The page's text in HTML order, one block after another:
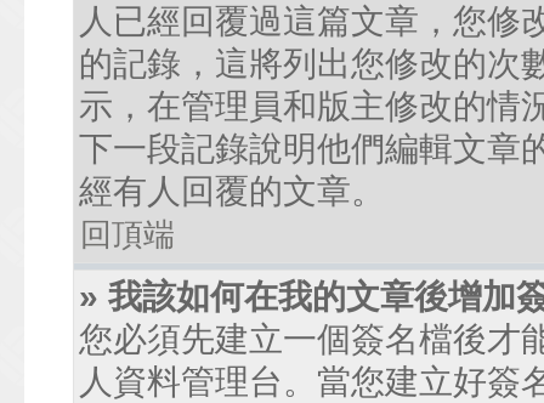
人已經回覆過這篇文章，您修
的記錄，這將列出您修改的次
示，在管理員和版主修改的情
下一段記錄說明他們編輯文章
經有人回覆的文章。
回頂端
» 我該如何在我的文章後增加
您必須先建立一個簽名檔後才
人資料管理台。當您建立好簽